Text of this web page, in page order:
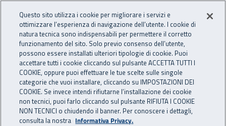
INAIL - Istituto Nazionale
Apri cerca
Navigazione principale
Navigazione - Ti trovi in:
Home Inail comunica News
01 dicembre 2020
Questo sito utilizza i cookie per migliorare i servizi e
ottimizzare l’esperienza di navigazione dell’utente. I cookie di
natura tecnica sono indispensabili per permettere il corretto
funzionamento del sito. Solo previo consenso dell’utente,
possono essere installati ulteriori tipologie di cookie. Puoi
accettare tutti i cookie cliccando sul pulsante ACCETTA TUTTI I
COOKIE, oppure puoi effettuare le tue scelte sulle singole
categorie che vuoi installare, cliccando su IMPOSTAZIONI DEI
COOKIE. Se invece intendi rifiutarne l’installazione dei cookie
non tecnici, puoi farlo cliccando sul pulsante RIFIUTA I COOKIE
NON TECNICI o chiudendo il banner. Per conoscere i dettagli,
consulta la nostra Informativa Privacy.